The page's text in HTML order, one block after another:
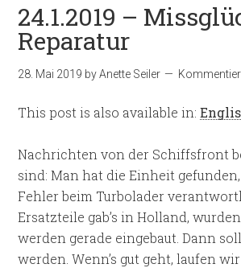
24.1.2019 –
Reparatur
28. Mai 2019 byAnette Seiler
This post is also available in:
Nachrichten von der Schiffsfront
sind: Man hat die Einheit
Fehler beim Turbolader
Ersatzteile gab’s in Holland,
werden gerade eingebaut. Dann
werden. Wenn’s gut geht, laufen